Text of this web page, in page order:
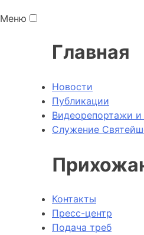
Меню
Главная
Новости
Публикации
Видеорепортажи
Служение
Контакты
Пресс-центр
Подача треб